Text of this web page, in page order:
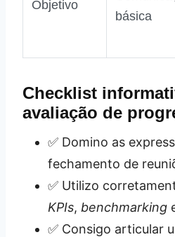
Objetivo
básica
Checklist
avaliação de
✅ Domino as
fechamento de
✅ Utilizo
KPIs, benchmarking
✅ Consigo articular